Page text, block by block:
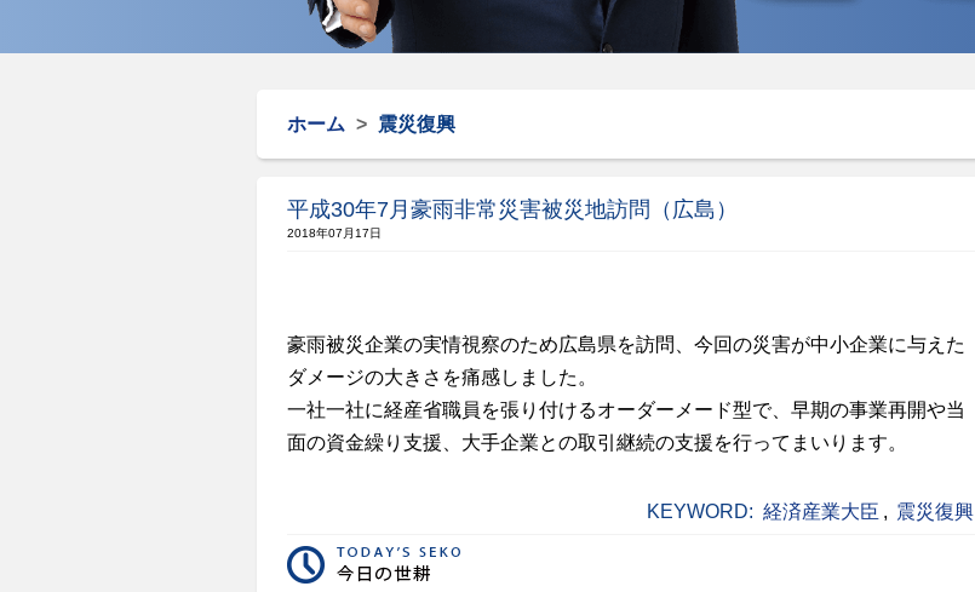
ホーム > 震災復興
平成30年7月豪雨非常災害被災地訪問（広島）
2018年07月17日
豪雨被災企業の実情視察のため広島県を訪問、今回の災害が中小企業に与えた
ダメージの大きさを痛感しました。
一社一社に経産省職員を張り付けるオーダーメード型で、早期の事業再開や当
面の資金繰り支援、大手企業との取引継続の支援を行ってまいります。
KEYWORD: 経済産業大臣 , 震災復興